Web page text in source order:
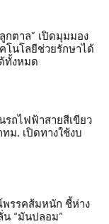
ตาล” เปิดมุมมอง
โนโลยีช่วยรักษาได้
ทั้งหมด
รถไฟฟ้าสายสีเขียว
ม. เปิดทางใช้งบ
พรรคส้มหนัก ชี้ห่าง
น “มันปลอม”